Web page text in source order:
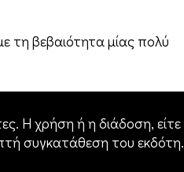
τη βεβαιότητα μίας πολύ
Η χρήση ή η διάδοση, είτε
συγκατάθεση του εκδότη.